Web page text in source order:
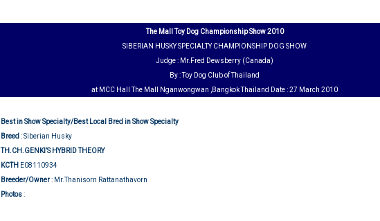
The Mall Toy Dog Championship Show 2010
SIBERIAN HUSKY SPECIALTY CHAMPIONSHIP DOG SHOW
Judge : Mr.Fred Dewsberry (Canada)
By : Toy Dog Club of Thailand
at MCC Hall The Mall Nganwongwan ,Bangkok Thailand Date : 27 March 2010
Best in Show Specialty/Best Local Bred in Show Specialty
Breed : Siberian Husky
TH.CH.GENKI’S HYBRID THEORY
KCTH E08110934
Breeder/Owner: Mr.Thanisorn Rattanathavorn
Photos: